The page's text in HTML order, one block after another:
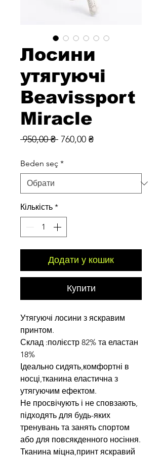
Лосини
утягуючі
Beavissport
Miracle
950,00 ₴ Звичайна
760,00 ₴За
Beden seç *
Кількість *
Додати у кошик
Купити
Утягуючі лосини з яскравим
принтом.
Склад :полієстр 82% та еластан
18%
Ідеально сидять,комфортні в
носці,тканина еластична з
утягуючим ефектом.
Не просвічують і не сповзають,
підходять для будь-яких
тренувань та занять спортом
або для повсякденного носіння.
Тканина міцна,принт яскравий